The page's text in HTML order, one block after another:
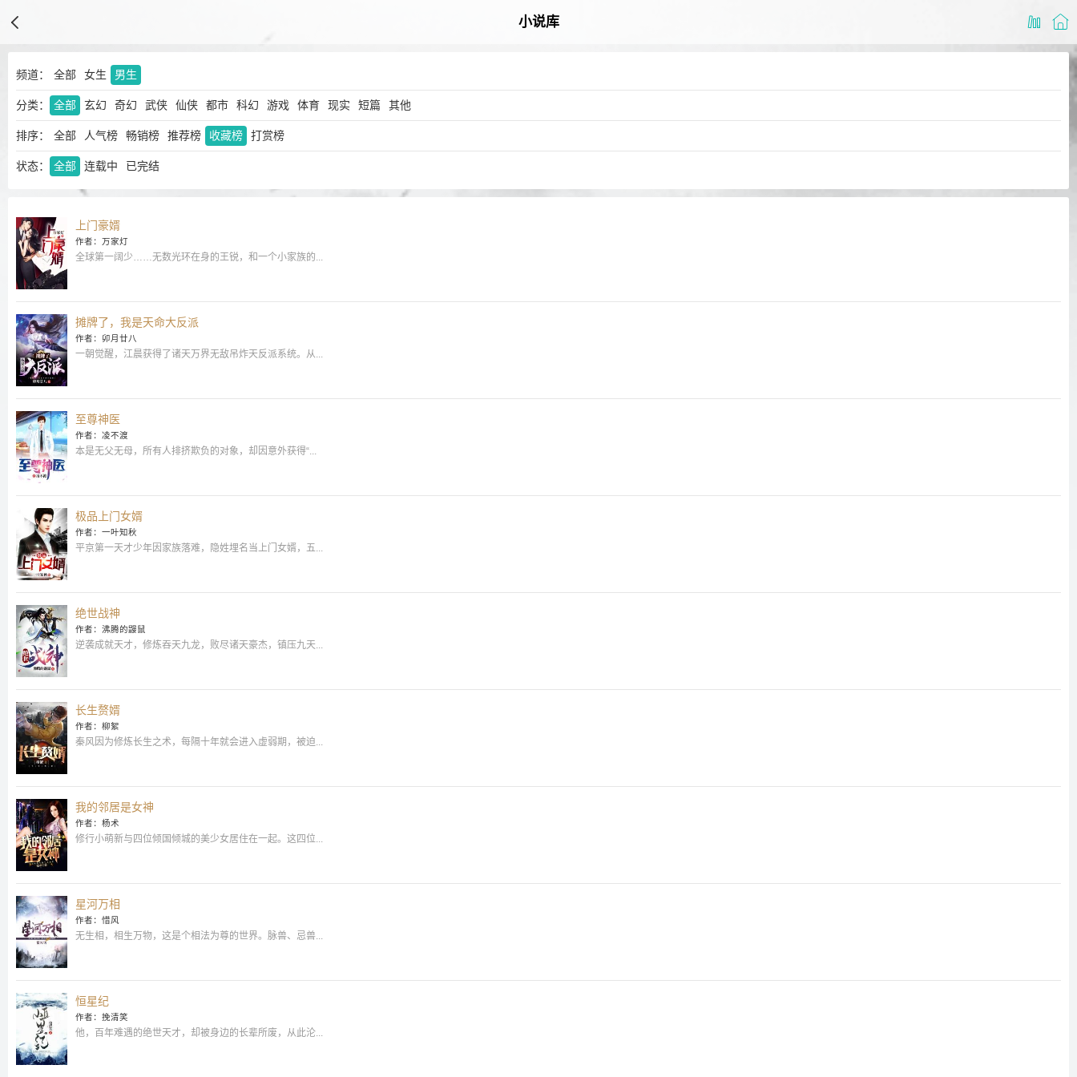
小说库
频道： 全部 女生 男生
分类： 全部 玄幻 奇幻 武侠 仙侠 都市 科幻 游戏 体育 现实 短篇 其他
排序： 全部 人气榜 畅销榜 推荐榜 收藏榜 打赏榜
状态： 全部 连载中 已完结
上门豪婿
作者：万家灯
全球第一阔少……无数光环在身的王锐，和一个小家族的...
摊牌了，我是天命大反派
作者：卯月廿八
一朝觉醒，江晨获得了诸天万界无敌吊炸天反派系统。从...
至尊神医
作者：凌不渡
本是无父无母，所有人排挤欺负的对象，却因意外获得“...
极品上门女婿
作者：一叶知秋
平京第一天才少年因家族落难，隐姓埋名当上门女婿，五...
绝世战神
作者：沸腾的鼹鼠
逆袭成就天才，修炼吞天九龙，败尽诸天豪杰，镇压九天...
长生赘婿
作者：柳絮
秦风因为修炼长生之术，每隔十年就会进入虚弱期，被迫...
我的邻居是女神
作者：杨术
修行小萌新与四位倾国倾城的美少女居住在一起。这四位...
星河万相
作者：惜风
无生相，相生万物，这是个相法为尊的世界。脉兽、忌兽...
恒星纪
作者：挽清笑
他，百年难遇的绝世天才，却被身边的长辈所废，从此沦...